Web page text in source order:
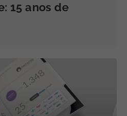
15 anos de